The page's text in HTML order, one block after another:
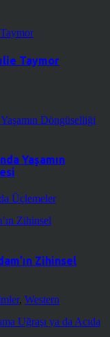
Taymor
Yaşamın
Üçlemeler
Zihinsel
, Western